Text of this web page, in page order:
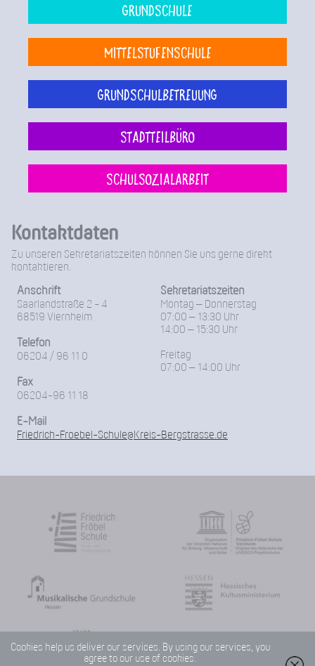
Grundschule
Mittelstufenschule
Grundschulbetreuung
Stadtteilbüro
Schulsozialarbeit
Kontaktdaten
Zu unseren Sekretariatszeiten können Sie uns gerne direkt
kontaktieren.
Anschrift
Saarlandstraße 2 - 4
68519 Viernheim
Telefon
06204 / 96 11 0
Fax
06204-96 11 18
Sekretariatszeiten
Montag – Donnerstag
07:00 – 13:30 Uhr
14:00 – 15:30 Uhr
Freitag
07:00 – 14:00 Uhr
E-Mail
Friedrich-Froebel-Schule@Kreis-Bergstrasse.de
Cookies help us deliver our services. By using our services, you
agree to our use of cookies.